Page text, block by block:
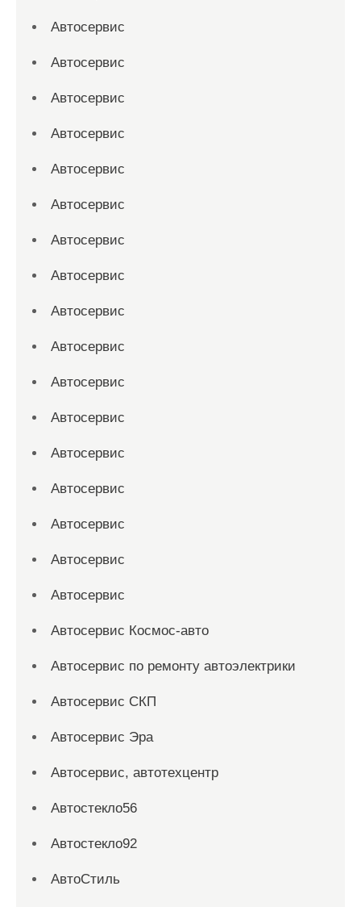
Автосервис
Автосервис
Автосервис
Автосервис
Автосервис
Автосервис
Автосервис
Автосервис
Автосервис
Автосервис
Автосервис
Автосервис
Автосервис
Автосервис
Автосервис
Автосервис
Автосервис
Автосервис Космос-авто
Автосервис по ремонту автоэлектрики
Автосервис СКП
Автосервис Эра
Автосервис, автотехцентр
Автостекло56
Автостекло92
АвтоСтиль